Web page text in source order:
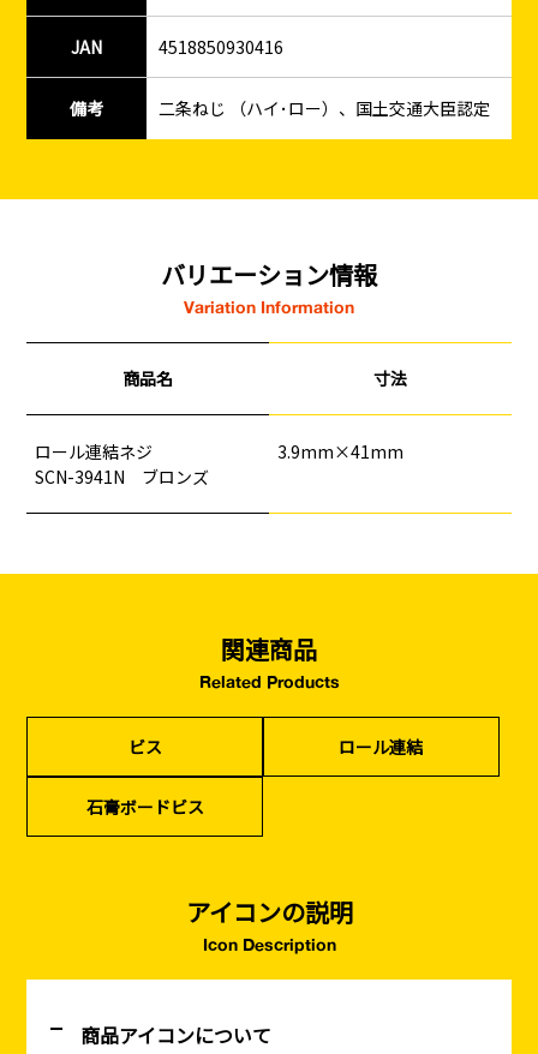
フレコン・袋物
養生・フィルム ワイヤー・番線
仮設資材
現場用品・保安用品
シーリング剤・接着剤・スプレー等
カタログダウンロード
家、マンションを
塗装工事
イベント設置・
バリケード（保安）
災害、台風対策
・復旧貢献
季節商材
JAN 4518850930416
備考 二条ねじ （ハイ･ロー）、国土交通大臣認定
バリエーション情報
Variation Information
商品名 寸法
ロール連結ネジ
SCN-3941N ブロンズ
3.9mm×41mm
関連商品
Related Products
ビス ロール連結
石膏ボードビス
アイコンの説明
Icon Description
商品アイコンについて